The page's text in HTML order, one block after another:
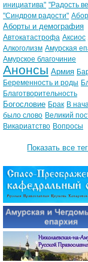
инициатива" "Радость
"Синдром радости"
Аборты и демография
Автокатастрофа Аксиос
Алкоголизм Амурская
Амурское благочиние
Анонсы Армия
Беременность и роды
Благотворительность
Богословие Брак В
было слово Великий
Викариатство Вопросы
Показать все